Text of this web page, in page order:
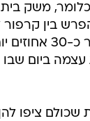
טיב טעם, עומד על 553.40
ההפרש
המחיר הזול של ישראל,
ביום
ציפו להן.